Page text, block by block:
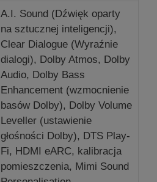
A.I. Sound (Dźwięk oparty
na sztucznej inteligencji),
Clear Dialogue (Wyraźnie
dialogi), Dolby Atmos, Dolby
Audio, Dolby Bass
Enhancement (wzmocnienie
basów Dolby), Dolby Volume
Leveller (ustawienie
głośności Dolby), DTS Play-
Fi, HDMI eARC, kalibracja
pomieszczenia, Mimi Sound